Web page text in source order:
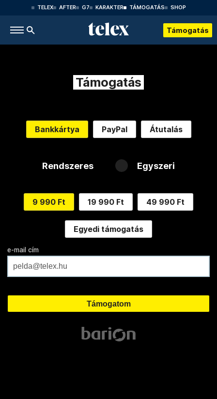
TELEX AFTER G7 KARAKTER TÁMOGATÁS SHOP
Támogatás
Támogatás
Bankkártya PayPal Átutalás
Rendszeres Egyszeri
9 990 Ft 19 990 Ft 49 990 Ft
Egyedi támogatás
e-mail cím